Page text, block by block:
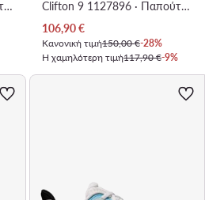
Rincon 4 1155131 · Παπούτσια για Τρέξιμο
Clifton 9 1127896 · Παπούτσια για Τρέξιμο
Τρέχουσα τιμή
106,90€
Κανονική τιμή150,00 €-28%
Η χαμηλότερη τιμή117,90 €-9%